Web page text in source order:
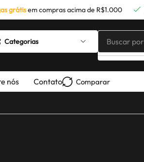
grátisem compras acima de R$1.000
Categorias Buscar por
nós Contato Comparar